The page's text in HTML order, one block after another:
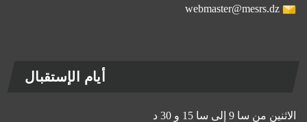
webmaster@mesrs.dz
أيام الإستقبال
الاثنين من سا 9 إلى سا 15 و 30 د